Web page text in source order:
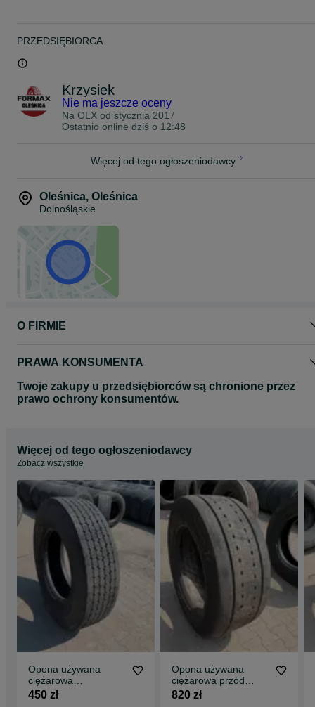
- profesjonalna naprawa opon,
- pogłębienie bieżnika.
Gwarantujemy najwyższą jakość usługi i obsługi klienta!
Adres firmy:
Formax S.C. Serwis Opon
Dąbrowa 1
56-400 Oleśnica
Płatności:
Gotówka, Karta, Blik, Szybki przelew Express Elixir
O firmie:
Od 25 lat na rynku! Zajmujemy się sprzedażą i naprawą opon
używanych do pojazdów: rolniczych, przemysłowych i ciężarowych.
Świadczymy kompleksowe usługi związane z oponami –
obsługa pojazdów ciężarowych, rolniczych i budowlanych,
profesjonalna naprawa opon różnymi technikami, sprzedaż
PRZEDSIĘBIORCA
Krzysiek
Nie ma jeszcze oceny
Na OLX od stycznia 2017
Ostatnio online dziś o 12:48
Więcej od tego ogłoszeniodawcy
Oleśnica, Oleśnica
Dolnośląskie
O FIRMIE
PRAWA KONSUMENTA
Twoje zakupy u przedsiębiorców są chronione przez
prawo ochrony konsumentów.
Więcej od tego ogłoszeniodawcy
Zobacz wszystkie
Opona używana
ciężarowa
295/80R22.5
450 zł
Opona używana
ciężarowa przód
355/50R22.5
820 zł